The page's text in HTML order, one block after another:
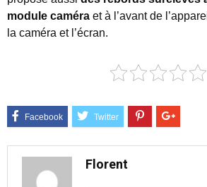
module caméra et à l’avant de
la caméra et l’écran.
Florent